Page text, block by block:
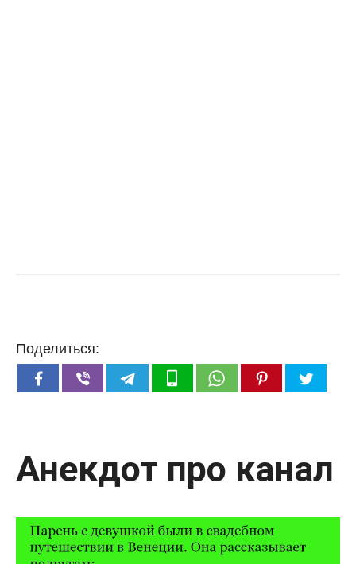
Поделиться:
Анекдот про канал